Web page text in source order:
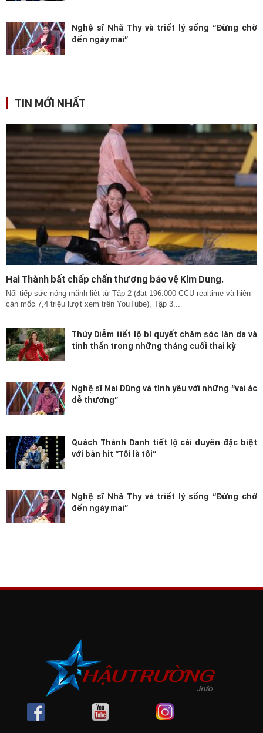
Nghệ sĩ Nhã Thy và triết lý sống “Đừng chờ
đến ngày mai”
TIN MỚI NHẤT
Hai Thành bất chấp chấn thương bảo vệ Kim Dung.
Nối tiếp sức nóng mãnh liệt từ Tập 2 (đạt 196.000 CCU realtime và hiện
cán mốc 7,4 triệu lượt xem trên YouTube), Tập 3...
Thúy Diễm tiết lộ bí quyết chăm sóc làn da và
tinh thần trong những tháng cuối thai kỳ
Nghệ sĩ Mai Dũng và tình yêu với những “vai ác
dễ thương”
Quách Thành Danh tiết lộ cái duyên đặc biệt
với bản hit “Tôi là tôi”
Nghệ sĩ Nhã Thy và triết lý sống “Đừng chờ
đến ngày mai”